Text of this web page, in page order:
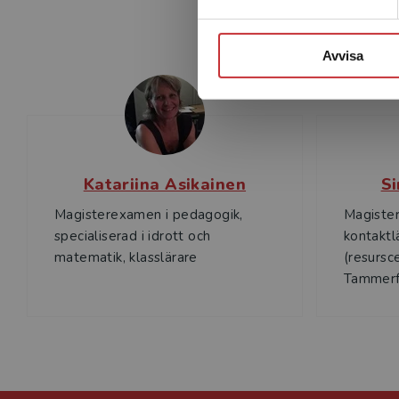
Avvisa
Katariina Asikainen
Magisterexamen i pedagogik,
specialiserad i idrott och
matematik, klasslärare